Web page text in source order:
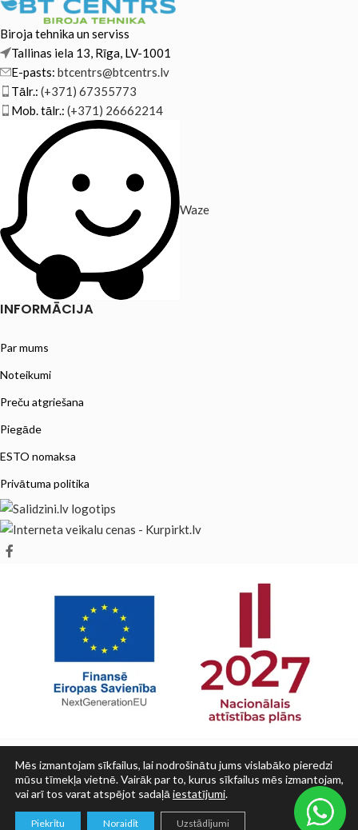
Biroja tehnika un serviss
Tallinas iela 13, Rīga, LV-1001
E-pasts: btcentrs@btcentrs.lv
Tālr.: (+371) 67355773
Mob. tālr.: (+371) 26662214
Waze
INFORMĀCIJA
Par mums
Noteikumi
Preču atgriešana
Piegāde
ESTO nomaksa
Privātuma politika
© SIA PRINT LV 2025
Mēs izmantojam sīkfailus, lai nodrošinātu jums vislabāko pieredzi
mūsu tīmekļa vietnē. Vairāk par to, kurus sīkfailus mēs izmantojam,
vai arī tos varat atspējot sadaļā iestatījumi.
Piekrītu Noraidīt Uzstādījumi